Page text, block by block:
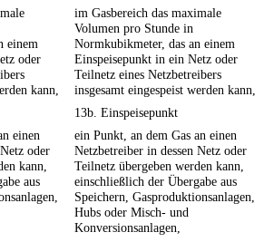
einem
oder
kann,
im Gasbereich das maximale
Volumen pro Stunde in
Normkubikmeter, das an einem
Einspeisepunkt in ein Netz oder
Teilnetz eines Netzbetreibers
insgesamt eingespeist werden kann,
13b. Einspeisepunkt
einen
oder
kann,
aus
ein Punkt, an dem Gas an einen
Netzbetreiber in dessen Netz oder
Teilnetz übergeben werden kann,
einschließlich der Übergabe aus
Speichern, Gasproduktionsanlagen,
Hubs oder Misch- und
Konversionsanlagen,